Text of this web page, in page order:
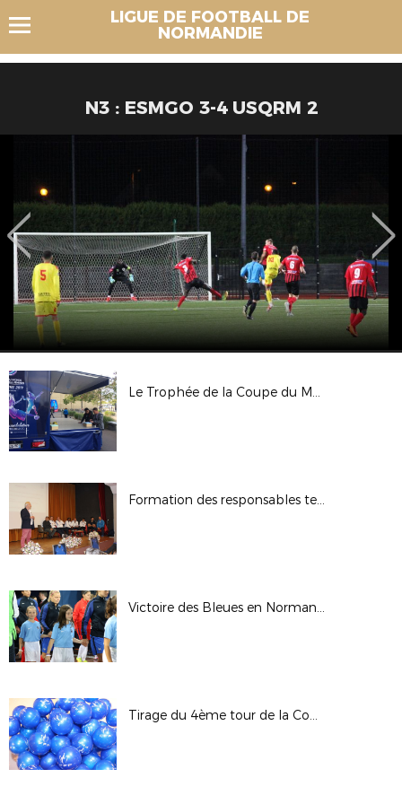
LIGUE DE FOOTBALL DE
NORMANDIE
N3 : ESMGO 3-4 USQRM 2
Le Trophée de la Coupe du Monde Féminine FIFA, France 2019 au Havre
Formation des responsables techniques et pédagogiques des Sections Sportives
Victoire des Bleues en Normandie
Tirage du 4ème tour de la Coupe de France - Saison 2017/2018